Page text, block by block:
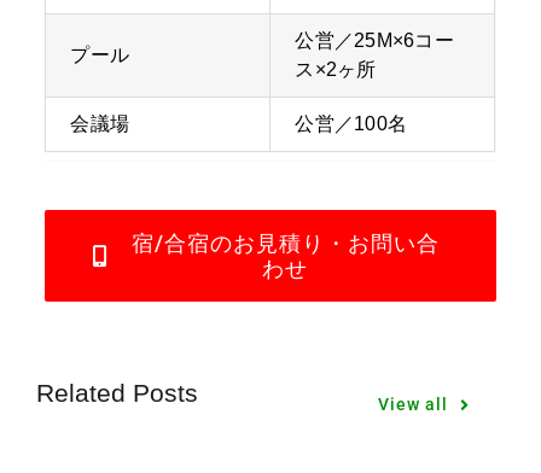
プール
公営／25M×6コー
ス×2ヶ所
会議場 公営／100名
宿/合宿のお見積り・お問い合
わせ
Related Posts View all